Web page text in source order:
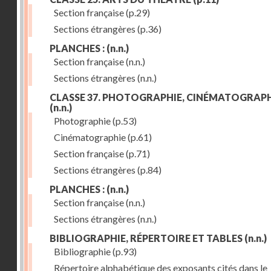
Section française(p.29)
Sections étrangères (p.36)
PLANCHES : (n.n.)
Section française(n.n.)
Sections étrangères (n.n.)
CLASSE 37. PHOTOGRAPHIE,
(n.n.)
Photographie(p.53)
Cinématographie(p.61)
Section française(p.71)
Sections étrangères (p.84)
PLANCHES : (n.n.)
Section française(n.n.)
Sections étrangères (n.n.)
BIBLIOGRAPHIE, RÉPERTOIRE ET TABLES (n.n.)
Bibliographie(p.93)
Répertoire alphabétique des exposants cités dans le